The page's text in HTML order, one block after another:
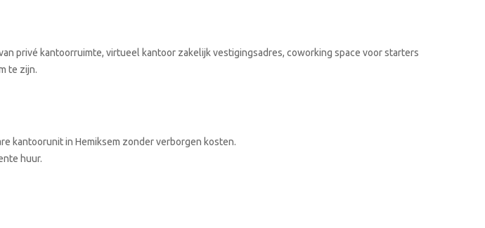
PRIJZEN
privé kantoorruimte, virtueel kantoor zakelijk vestigingsadres, coworking space voor starters
te zijn.
kantoorunit in Hemiksem zonder verborgen kosten.
huur.